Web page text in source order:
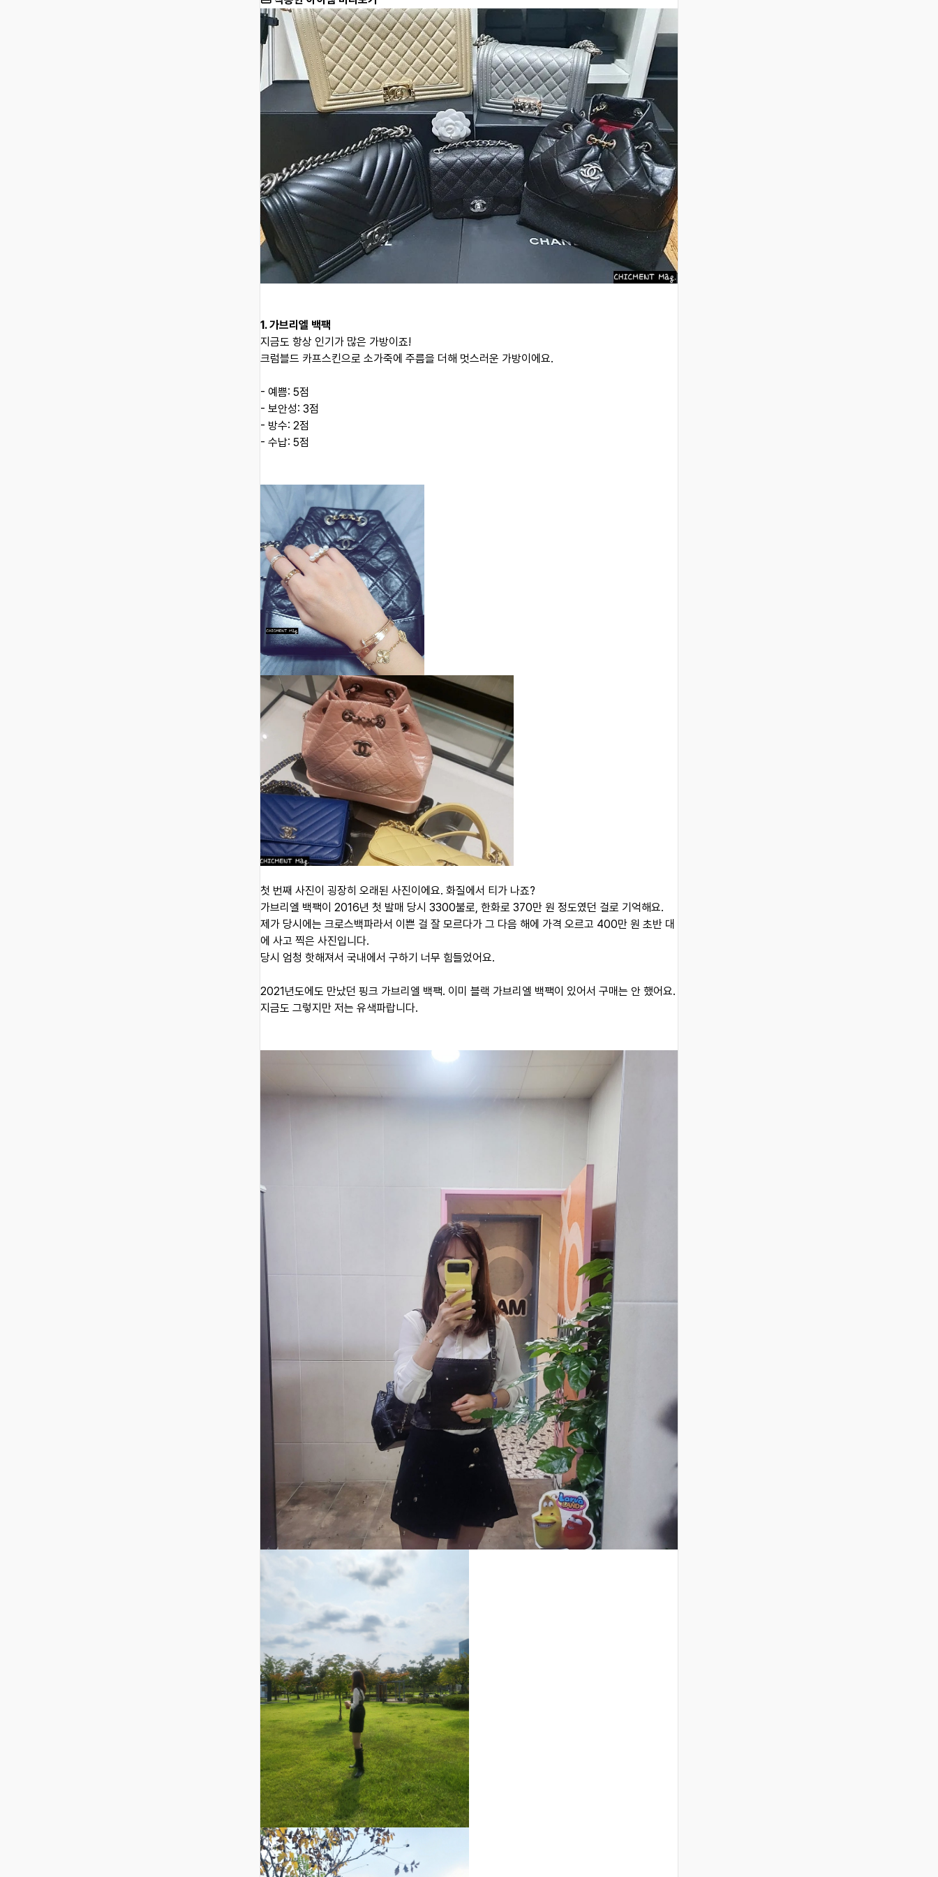
1. 가브리엘 백팩
지금도 항상 인기가 많은 가방이죠!
크럼블드 카프스킨으로 소가죽에 주름을 더해 멋스러운 가방이에요.
- 예쁨: 5점
- 보안성: 3점
- 방수: 2점
- 수납: 5점
첫 번째 사진이 굉장히 오래된 사진이에요. 화질에서 티가 나죠?
가브리엘 백팩이 2016년 첫 발매 당시 3300불로, 한화로 370만 원 정도였던 걸로 기억해요.
제가 당시에는 크로스백파라서 이쁜 걸 잘 모르다가 그 다음 해에 가격 오르고 400만 원 초반 대
에 사고 찍은 사진입니다.
당시 엄청 핫해져서 국내에서 구하기 너무 힘들었어요.
2021년도에도 만났던 핑크 가브리엘 백팩. 이미 블랙 가브리엘 백팩이 있어서 구매는 안 했어요.
지금도 그렇지만 저는 유색파랍니다.​